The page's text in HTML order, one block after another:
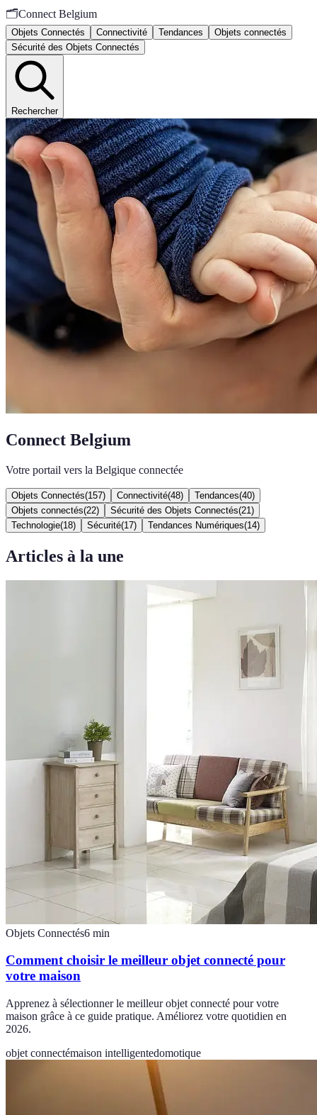
🗂️Connect Belgium
Objets Connectés Connectivité Tendances
Objets connectés
Sécurité des Objets Connectés
Rechercher
Connect Belgium
Votre portail vers la Belgique connectée
Objets Connectés(157) Connectivité(48) Tendances(40)
Objets connectés(22) Sécurité des Objets Connectés(21 )
Technologie(18) Sécurité(17) Tendances Numériques(14)
Articles à la une
Objets Connectés6 min
Comment choisir le meilleur objet connecté pour
votre maison
Apprenez à sélectionner le meilleur objet connecté pour votre
maison grâce à ce guide pratique. Améliorez votre quotidien en
2026.
objet connectémaison intelligentedomotique